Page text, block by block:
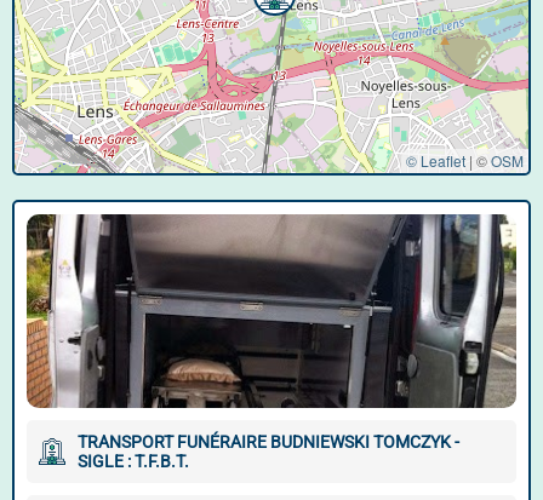
© Leaflet | ©OSM
TRANSPORT FUNÉRAIRE BUDNIEWSKI TOMCZYK -
SIGLE : T.F.B.T.